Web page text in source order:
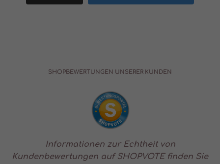
SHOPBEWERTUNGEN UNSERER KUNDEN
Informationen zur Echtheit von
Kundenbewertungen auf SHOPVOTE finden Sie